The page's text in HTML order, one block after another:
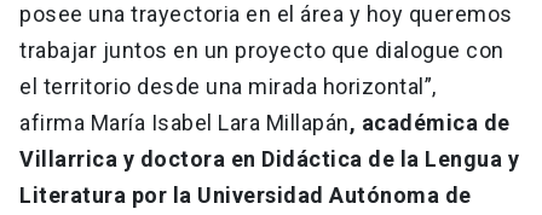
posee una trayectoria en el área y hoy queremos
trabajar juntos en un proyecto que dialogue con
el territorio desde una mirada horizontal”,
afirma María Isabel Lara Millapán, académica de
Villarrica y doctora en Didáctica de la Lengua y
Literatura por la Universidad Autónoma de